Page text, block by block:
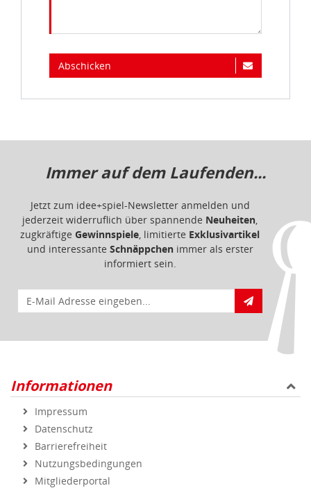
Abschicken
Immer auf dem Laufenden...
Jetzt zum idee+spiel-Newsletter anmelden und
jederzeit widerruflich über spannende Neuheiten,
zugkräftige Gewinnspiele, limitierte Exklusivartikel
und interessante Schnäppchenimmer als erster
informiert sein.
E-Mail für Newsletteranmeldung
Informationen
Impressum
Datenschutz
Barrierefreiheit
Nutzungsbedingungen
Mitgliederportal